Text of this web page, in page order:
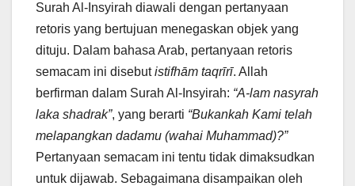
Surah Al-Insyirah diawali dengan pertanyaan
retoris yang bertujuan menegaskan objek yang
dituju. Dalam bahasa Arab, pertanyaan retoris
semacam ini disebutistifhām taqrīrī. Allah
berfirman dalam Surah Al-Insyirah: “A-lam nasyrah
laka shadrak”, yang berarti “Bukankah Kami telah
melapangkan dadamu (wahai Muhammad)?”
Pertanyaan semacam ini tentu tidak dimaksudkan
untuk dijawab. Sebagaimana disampaikan oleh